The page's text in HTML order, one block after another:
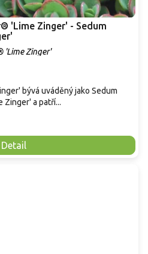
'Lime Zinger'
Detail
bývá uváděný jako Sedum
Zinger' a patří...